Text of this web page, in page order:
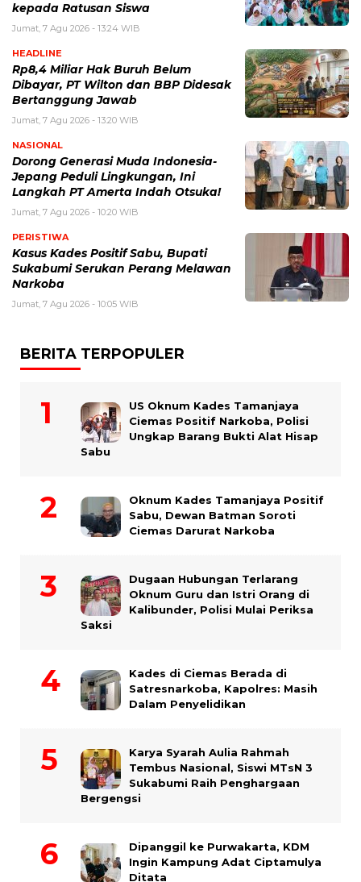
kepada Ratusan Siswa
Jumat, 7 Agu 2026 - 13:24 WIB
HEADLINE
Rp8,4 Miliar Hak Buruh Belum
Dibayar, PT Wilton dan BBP Didesak
Bertanggung Jawab
Jumat, 7 Agu 2026 - 13:20 WIB
NASIONAL
Dorong Generasi Muda Indonesia-
Jepang Peduli Lingkungan, Ini
Langkah PT Amerta Indah Otsuka!
Jumat, 7 Agu 2026 - 10:20 WIB
PERISTIWA
Kasus Kades Positif Sabu, Bupati
Sukabumi Serukan Perang Melawan
Narkoba
Jumat, 7 Agu 2026 - 10:05 WIB
BERITA TERPOPULER
US Oknum Kades Tamanjaya
Ciemas Positif Narkoba, Polisi
Ungkap Barang Bukti Alat Hisap
Sabu
Oknum Kades Tamanjaya Positif
Sabu, Dewan Batman Soroti
Ciemas Darurat Narkoba
Dugaan Hubungan Terlarang
Oknum Guru dan Istri Orang di
Kalibunder, Polisi Mulai Periksa
Saksi
Kades di Ciemas Berada di
Satresnarkoba, Kapolres: Masih
Dalam Penyelidikan
Karya Syarah Aulia Rahmah
Tembus Nasional, Siswi MTsN 3
Sukabumi Raih Penghargaan
Bergengsi
Dipanggil ke Purwakarta, KDM
Ingin Kampung Adat Ciptamulya
Ditata